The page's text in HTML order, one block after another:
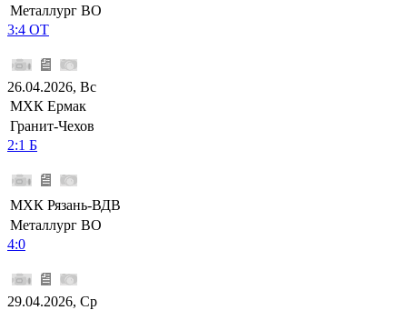
Металлург ВО
3:4 ОТ
26.04.2026, Вс
МХК Ермак
Гранит-Чехов
2:1 Б
МХК Рязань-ВДВ
Металлург ВО
4:0
29.04.2026, Ср